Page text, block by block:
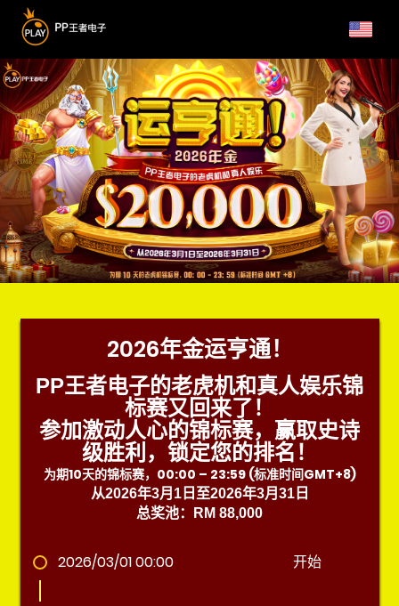
2026年金运亨通！
PP王者电子的老虎机和真人娱乐锦
标赛又回来了！
参加激动人心的锦标赛，赢取史诗
级胜利，锁定您的排名！
为期10天的锦标赛，00:00 – 23:59 (标准时间GMT+8)
从2026年3月1日至2026年3月31日
总奖池：RM 88,000
2026/03/01 00:00 开始